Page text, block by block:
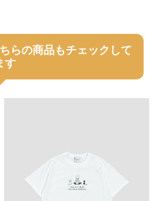
らの商品もチェックして
す